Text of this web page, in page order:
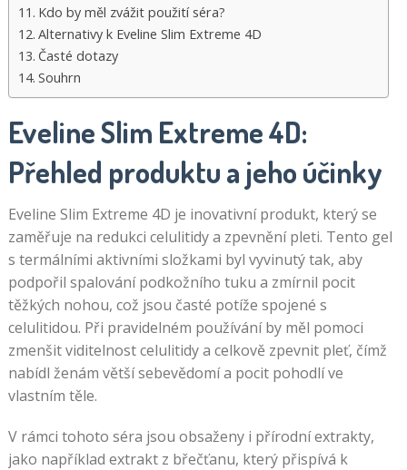
Kdo by měl zvážit použití séra?
Alternativy k Eveline Slim Extreme 4D
Časté dotazy
Souhrn
Eveline Slim Extreme 4D:
Přehled produktu a jeho účinky
Eveline Slim Extreme 4D je inovativní produkt, který se
zaměřuje na redukci celulitidy a zpevnění pleti. Tento gel
s termálními aktivními složkami byl vyvinutý tak, aby
podpořil spalování podkožního tuku a zmírnil pocit
těžkých nohou, což jsou časté potíže spojené s
celulitidou. Při pravidelném používání by měl pomoci
zmenšit viditelnost celulitidy a celkově zpevnit pleť, čímž
nabídl ženám větší sebevědomí a pocit pohodlí ve
vlastním těle.
V rámci tohoto séra jsou obsaženy i přírodní extrakty,
jako například extrakt z břečťanu, který přispívá k